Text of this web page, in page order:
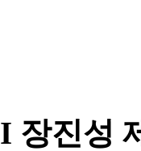
I 장진성